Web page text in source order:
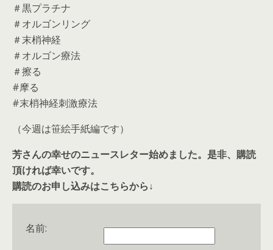
＃黒プラチナ
＃オルゴンリング
＃末梢神経
＃オルゴン療法
＃擦る
#摩る
#末梢神経刺激療法
（今週は笹絵手紙編です）
芳さんの幸せのニュースレター始めました。是非、購読
頂ければ幸いです。
購読のお申し込みはこちらから↓
名前: